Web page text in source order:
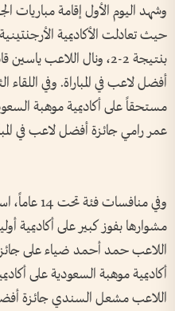
حيث تعادلت الأكاديمية
بنتيجة 2-2، ونال اللاعب
أفضل لاعب في المباراة. وفي اللقاء
عمر رامي جائزة أفضل لاعب في
وفي
اللاعب حمد أحمد ضياء على
اللاعب مشعل السندي جائزة